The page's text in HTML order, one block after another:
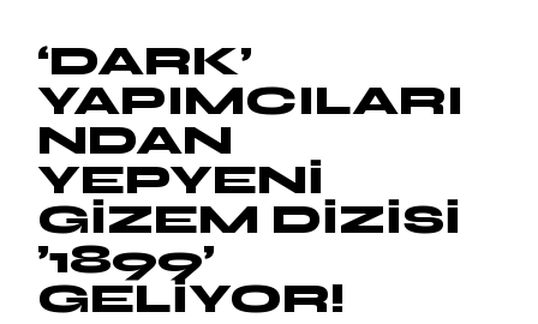
‘DARK’
YAPIMCILARI
NDAN
YEPYENİ
GİZEM DİZİSİ
’1899’
GELİYOR!